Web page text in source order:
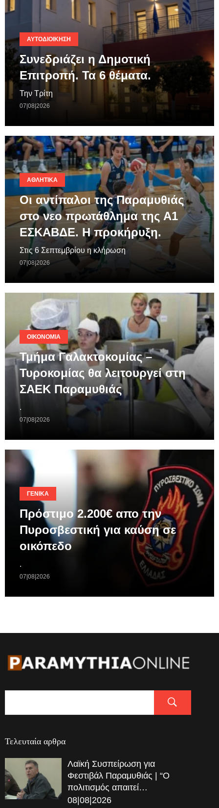
ΑΥΤΟΔΙΟΊΚΗΣΗ
Συνεδριάζει η Δημοτική
Επιτροπή. Τα 6 θέματα.
Την Τρίτη
07|08|2026
ΑΘΛΗΤΙΚΆ
Οι αντίπαλοι της Παραμυθιάς
στο νεο πρωτάθλημα της A1
ΕΣΚΑΒΔΕ. Η προκήρυξη.
Στις 6 Σεπτεμβρίου η κλήρωση
07|08|2026
ΟΙΚΟΝΟΜΊΑ
Τμήμα Γαλακτοκομίας –
Τυροκομίας θα λειτουργεί στη
ΣΑΕΚ Παραμυθιάς
.
07|08|2026
ΓΕΝΙΚΆ
Πρόστιμο 2.200€ απο την
Πυροσβεστική για καύση σε
οικόπεδο
.
07|08|2026
Τελευταία αρθρα
Λαϊκή Συσπείρωση για
Φεστιβάλ Παραμυθιάς | “Ο
πολιτισμός απαιτεί…
08|08|2026